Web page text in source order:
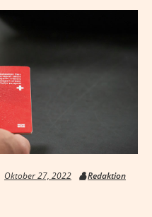
Oktober 27, 2022 Redaktion